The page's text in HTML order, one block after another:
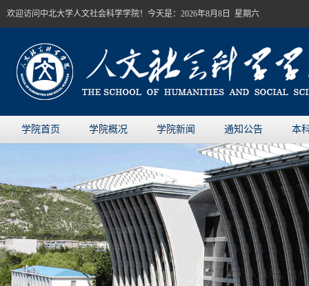
欢迎访问中北大学人文社会科学学院！今天是： 2026年8月8日 星期六
学院首页 学院概况 学院新闻 通知公告 本